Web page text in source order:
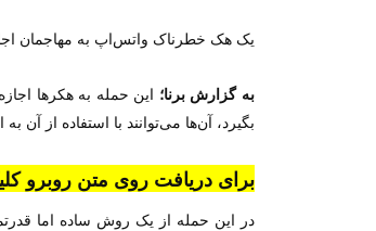
یک هک خطرناک واتس‌اپ به مهاجمان
به گزارش برنا؛ این حمله به هکرها
بگیرد، آن‌ها می‌توانند با استفاده از آن به
برای دریافت روی متن روبرو
در این حمله از یک روش ساده اما